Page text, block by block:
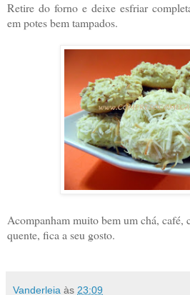
Retire do forno e deixe esfriar
em potes bem tampados.
Acompanham muito bem um chá, café,
quente, fica a seu gosto.
Vanderleia às 23:09